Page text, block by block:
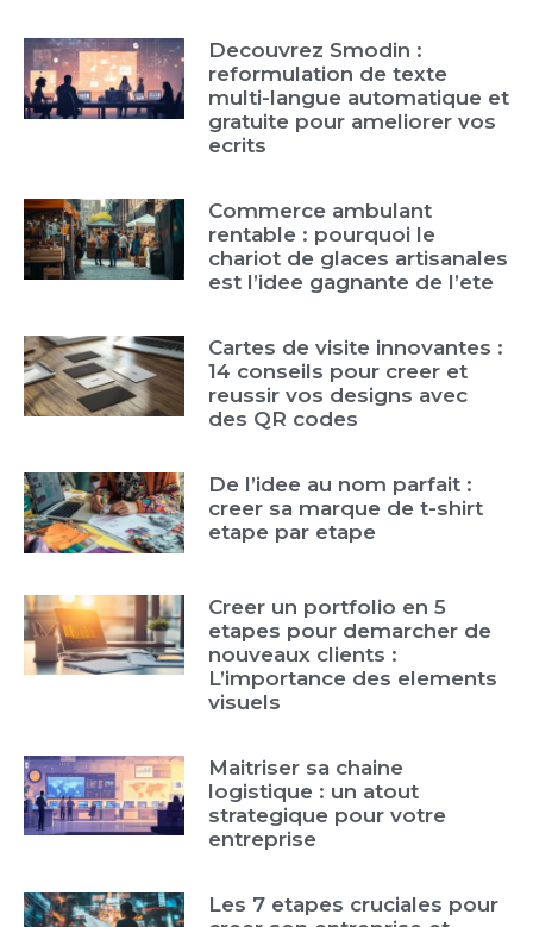
Decouvrez Smodin :
reformulation de texte
multi-langue automatique et
gratuite pour ameliorer vos
ecrits
Commerce ambulant
rentable : pourquoi le
chariot de glaces artisanales
est l’idee gagnante de l’ete
Cartes de visite innovantes :
14 conseils pour creer et
reussir vos designs avec
des QR codes
De l’idee au nom parfait :
creer sa marque de t-shirt
etape par etape
Creer un portfolio en 5
etapes pour demarcher de
nouveaux clients :
L’importance des elements
visuels
Maitriser sa chaine
logistique : un atout
strategique pour votre
entreprise
Les 7 etapes cruciales pour